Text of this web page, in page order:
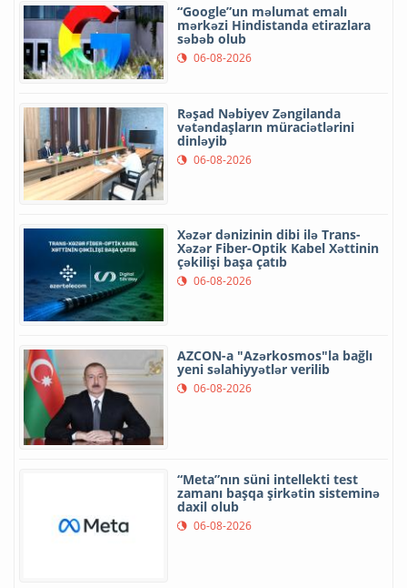
“Google”un məlumat emalı
mərkəzi Hindistanda etirazlara
səbəb olub
06-08-2026
Rəşad Nəbiyev Zəngilanda
vətəndaşların müraciətlərini
dinləyib
06-08-2026
Xəzər dənizinin dibi ilə Trans-
Xəzər Fiber-Optik Kabel Xəttinin
çəkilişi başa çatıb
06-08-2026
AZCON-a "Azərkosmos"la bağlı
yeni səlahiyyətlər verilib
06-08-2026
“Meta”nın süni intellekti test
zamanı başqa şirkətin sisteminə
daxil olub
06-08-2026